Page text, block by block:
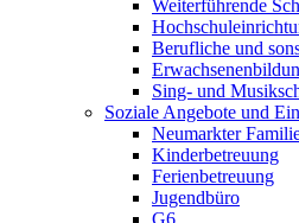
Weiterführende
Berufliche und
Sing- und
Soziale Angebote und
Neumarkter
Kinderbetreuung
Ferienbetreuung
Jugendbüro
G6